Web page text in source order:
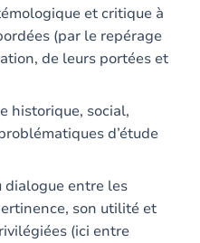
et critique à
(par le repérage
de leurs portées et
historique, social,
d’étude
dialogue entre les
son utilité et
(ici entre